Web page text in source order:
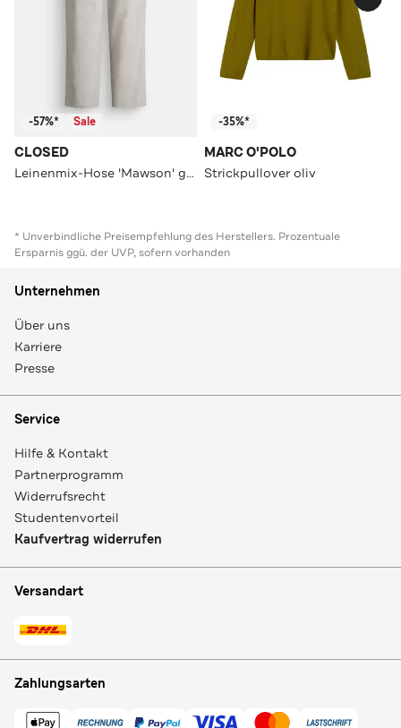
-57%* Sale
CLOSED
Leinenmix-Hose 'Mawson' greige
-35%*
MARC O'POLO
Strickpullover oliv
* Unverbindliche Preisempfehlung des Herstellers. Prozentuale
Ersparnis ggü. der UVP, sofern vorhanden
Unternehmen
Über uns
Karriere
Presse
Service
Hilfe & Kontakt
Partnerprogramm
Widerrufsrecht
Studentenvorteil
Kaufvertrag widerrufen
Versandart
Zahlungsarten